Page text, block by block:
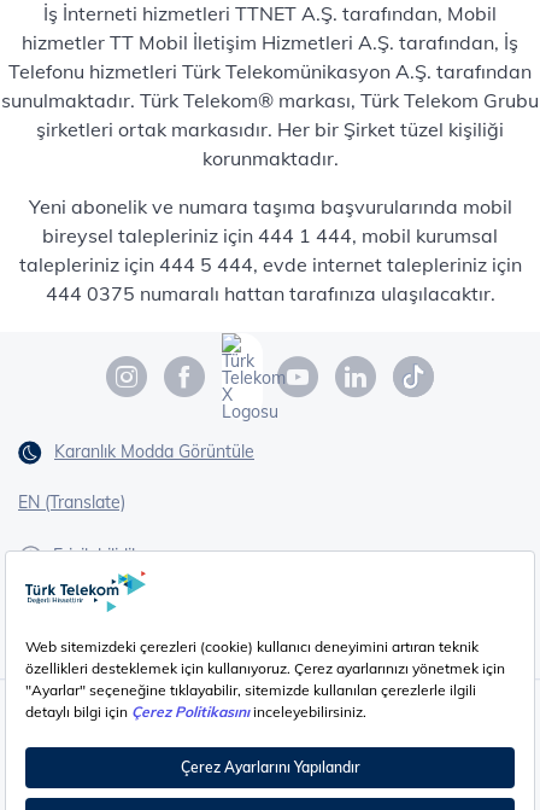
İş İnterneti hizmetleri TTNET A.Ş. tarafından, Mobil
hizmetler TT Mobil İletişim Hizmetleri A.Ş. tarafından, İş
Telefonu hizmetleri Türk Telekomünikasyon A.Ş. tarafından
sunulmaktadır. Türk Telekom® markası, Türk Telekom Grubu
şirketleri ortak markasıdır. Her bir Şirket tüzel kişiliği
korunmaktadır.
Yeni abonelik ve numara taşıma başvurularında mobil
bireysel talepleriniz için 444 1 444, mobil kurumsal
talepleriniz için 444 5 444, evde internet talepleriniz için
444 0375 numaralı hattan tarafınıza ulaşılacaktır.
Karanlık Modda Görüntüle
EN (Translate)
Erişilebilirlik
Çerez Ayarları